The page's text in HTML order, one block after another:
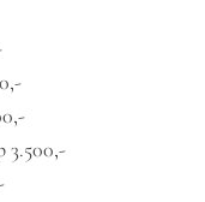
3.500,-